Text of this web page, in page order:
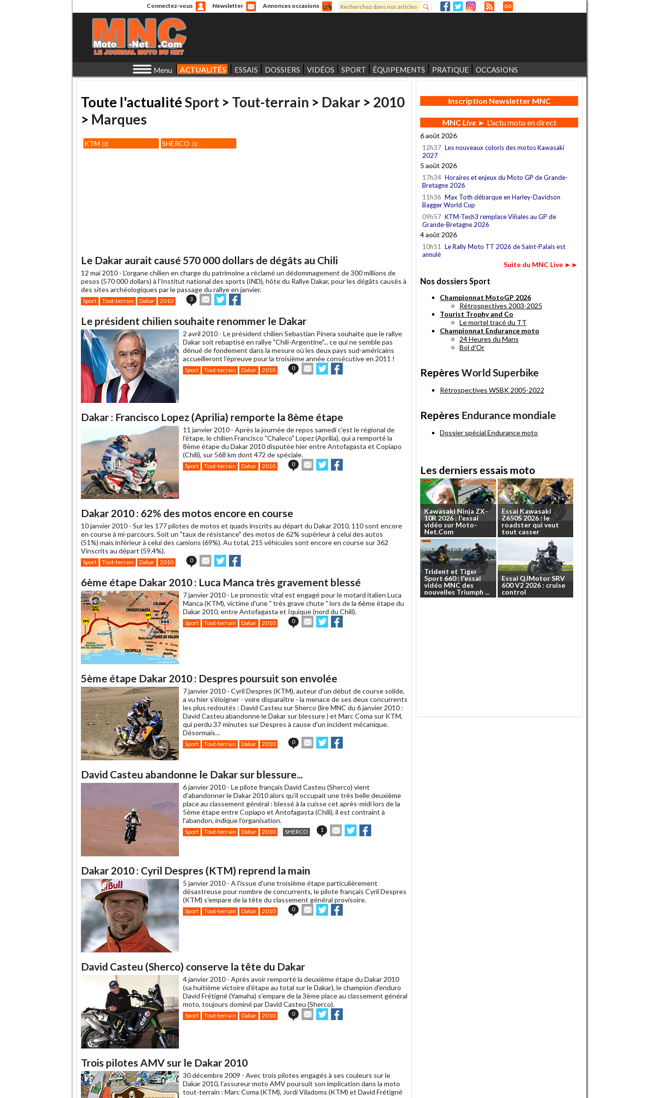
Connectez-vous Newsletter Annonces occasions
Formulaire de recherche
Rechercher
Menu ACTUALITÉS ESSAIS DOSSIERS VIDÉOS SPORT ÉQUIPEMENTS PRATIQUE OCCASIONS
Toute l'actualitéSport > Tout-terrain > Dakar > 2010
> Marques
KTM 3 SHERCO 1
Le Dakar aurait causé 570 000 dollars de dégâts au Chili
12 mai 2010 - L'organe chilien en charge du patrimoine a réclamé un dédommagement de 300 millions de
pesos (570 000 dollars) à l'Institut national des sports (IND), hôte du Rallye Dakar, pour les dégâts causés à
des sites archéologiques par le passage du rallye en janvier.
Sport Tout-terrain Dakar 2010 3
Envoyer
cet
à
un
ami
Partager
sur sur
Le président chilien souhaite renommer le Dakar
2 avril 2010 - Le président chilien Sebastian Pinera souhaite que le rallye
Dakar soit rebaptisé en rallye "Chili-Argentine"... ce qui ne semble pas
dénué de fondement dans la mesure où les deux pays sud-américains
accueilleront l'épreuve pour la troisième année consécutive en 2011 !
Sport Tout-terrain Dakar 2010 0
Envoyer
cet
Partager
sur sur
Dakar : Francisco Lopez (Aprilia) remporte la 8ème étape
11 janvier 2010 - Après la journée de repos samedi c'est le régional de
l'étape, le chilien Francisco "Chaleco" Lopez (Aprilia), qui a remporté la
8ème étape du Dakar 2010 disputée hier entre Antofagasta et Copiapo
(Chili), sur 568 km dont 472 de spéciale.
Sport Tout-terrain Dakar 2010 0
Envoyer
cet
Partager
sur sur
Dakar 2010 : 62% des motos encore en course
10 janvier 2010 - Sur les 177 pilotes de motos et quads inscrits au départ du Dakar 2010, 110 sont encore
en course à mi-parcours. Soit un "taux de résistance" des motos de 62% supérieur à celui des autos
(51%) mais inférieur à celui des camions (69%). Au total, 215 véhicules sont encore en course sur 362
Vinscrits au départ (59,4%).
Sport Tout-terrain Dakar 2010 0
Envoyer
cet
à
un
ami
Partager
sur sur
6ème étape Dakar 2010 : Luca Manca très gravement blessé
7 janvier 2010 - Le pronostic vital est engagé pour le motard italien Luca
Manca (KTM), victime d'une " très grave chute " lors de la 6ème étape du
Dakar 2010, entre Antofagasta et Iquique (nord du Chili).
Sport Tout-terrain Dakar 2010 0
Envoyer
cet
Partager
sur sur
5ème étape Dakar 2010 : Despres poursuit son envolée
7 janvier 2010 - Cyril Despres (KTM), auteur d'un début de course solide,
a vu hier s'éloigner - voire disparaître - la menace de ses deux concurrents
les plus redoutés : David Casteu sur Sherco (lire MNC du 6 janvier 2010 :
David Casteu abandonne le Dakar sur blessure ) et Marc Coma sur KTM,
qui perdu 37 minutes sur Despres à cause d'un incident mécanique.
Désormais…
Sport Tout-terrain Dakar 2010 0
Envoyer
cet
Partager
sur sur
David Casteu abandonne le Dakar sur blessure...
6 janvier 2010 - Le pilote français David Casteu (Sherco) vient
d'abandonner le Dakar 2010 alors qu'il occupait une très belle deuxième
place au classement général : blessé à la cuisse cet après-midi lors de la
5ème étape entre Copiapo et Antofagasta (Chili), il est contraint à
l'abandon, indique l'organisation.
Sport Tout-terrain Dakar 2010 SHERCO 1
Envoyer
cet
Partager
sur sur
Dakar 2010 : Cyril Despres (KTM) reprend la main
5 janvier 2010 - A l'issue d'une troisième étape particulièrement
désastreuse pour nombre de concurrents, le pilote français Cyril Despres
(KTM) s'empare de la tête du classement général provisoire.
Sport Tout-terrain Dakar 2010 0
Envoyer
cet
Partager
sur sur
David Casteu (Sherco) conserve la tête du Dakar
4 janvier 2010 - Après avoir remporté la deuxième étape du Dakar 2010
(sa huitième victoire d'étape au total sur le Dakar), le champion d'enduro
David Frétigné (Yamaha) s'empare de la 3ème place au classement général
moto, toujours dominé par David Casteu (Sherco).
Sport Tout-terrain Dakar 2010 0
Envoyer
cet
Partager
sur sur
Trois pilotes AMV sur le Dakar 2010
30 décembre 2009 - Avec trois pilotes engagés à ses couleurs sur le
Dakar 2010, l'assureur moto AMV poursuit son implication dans la moto
tout-terrain : Marc Coma (KTM), Jordi Viladoms (KTM) et David Frétigné
Inscription Newsletter MNC
MNCLive► L'actu moto en direct
6 août 2026
12h37 Les nouveaux coloris des motos Kawasaki
2027
5 août 2026
17h34 Horaires et enjeux du Moto GP de Grande-
Bretagne 2026
11h36 Max Toth débarque en Harley-Davidson
Bagger World Cup
09h57 KTM-Tech3 remplace Viñales au GP de
Grande-Bretagne 2026
4 août 2026
10h51
Le Rally Moto TT 2026 de Saint-Palais est
annulé
Suite du MNC Live ►►
Nos dossiers Sport
Championnat MotoGP 2026
Rétrospectives 2003-2025
Tourist Trophy and Co
Le mortel tracé du TT
Championnat Endurance moto
24 Heures du Mans
Bol d'Or
Repères World Superbike
Rétrospectives WSBK 2005-2022
Repères Endurance mondiale
Dossier spécial Endurance moto
Les derniers essais moto
KawasakiNinja ZX-
10R2026: l'essai
vidéo sur Moto-
Net.Com
EssaiKawasaki
Z650S 2026:le
roadster qui veut
tout casser
Trident etTiger
Sport660:l'essai
vidéo MNC des
nouvelles Triumph ...
Essai QJMotorSRV
600V2 2026 : cruise
control